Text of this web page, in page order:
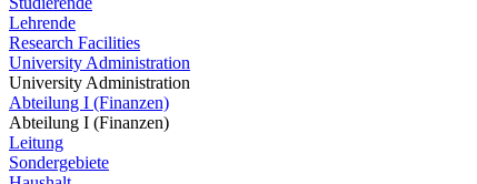
Lehrende
Research Facilities
University Administration
University Administration
Abteilung I (Finanzen)
Abteilung I (Finanzen)
Leitung
Sondergebiete